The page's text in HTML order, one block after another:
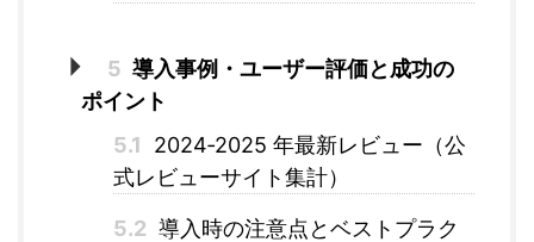
5 導入事例・ユーザー評価と成功の
ポイント
5.1
2024‑2025 年最新レビュー（公
式レビューサイト集計）
5.2 導入時の注意点とベストプラク